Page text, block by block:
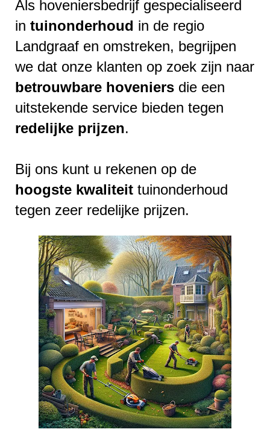
Als hoveniersbedrijf gespecialiseerd
in tuinonderhoud in de regio
Landgraaf en omstreken, begrijpen
we dat onze klanten op zoek zijn naar
betrouwbare hoveniers die een
uitstekende service bieden tegen
redelijke prijzen.
Bij ons kunt u rekenen op de
hoogste kwaliteit tuinonderhoud
tegen zeer redelijke prijzen.